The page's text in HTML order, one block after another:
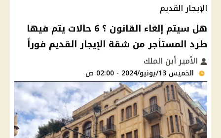
الإيجار القديم
هل سيتم إلغاء القانون ؟ 6 حالات يتم فيها
طرد المستأجر من شقة الإيجار القديم فوراً
الأمير أبن الملك
الخميس 13/يونيو/2024 - 02:00 ص